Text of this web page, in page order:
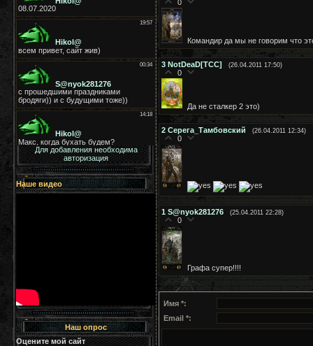
Для добавления необходима
авторизация
Наше видео
Наш опрос
Оцените мой сайт
0
Командир да мы не говорим что
3 NotDeaD[TCC] (26.04.2011 17:50)
0
Да не сталкер 2 это)
2 Серега_Тамбовский (26.04.2011 12:34)
0
1 S@nyok281276 (25.04.2011 22:28)
0
Графа супер!!!!
Имя *:
Email *: